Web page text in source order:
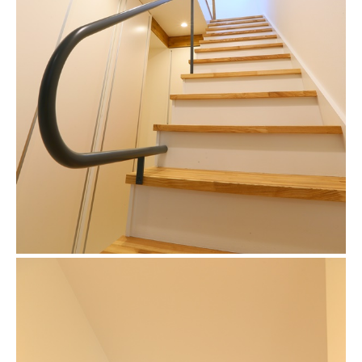
上下に分かれた二世帯